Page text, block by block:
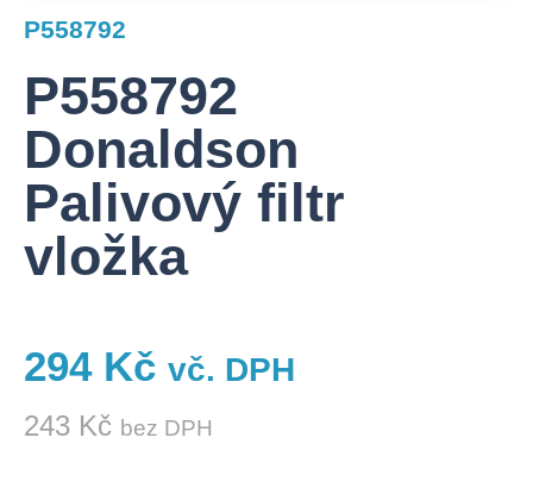
P558792
P558792
Donaldson
Palivový filtr
vložka
294 Kč vč. DPH
243 Kč bez DPH